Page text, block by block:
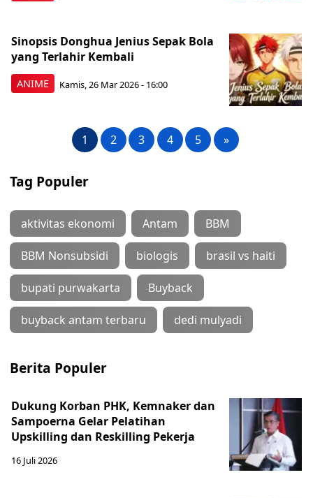
ANIME
Sinopsis Donghua Jenius Sepak Bola
yang Terlahir Kembali
Kamis, 26 Mar 2026 - 16:00
1 2 3 4 5 »
Tag Populer
aktivitas ekonomi Antam BBM
BBM Nonsubsidi biologis brasil vs haiti
bupati purwakarta Buyback
buyback antam terbaru dedi mulyadi
Berita Populer
Dukung Korban PHK, Kemnaker dan
Sampoerna Gelar Pelatihan
Upskilling dan Reskilling Pekerja
16 Juli 2026